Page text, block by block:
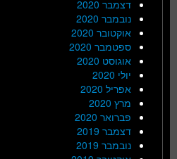
דצמבר 2020
נובמבר 2020
אוקטובר 2020
ספטמבר 2020
אוגוסט 2020
יולי 2020
אפריל 2020
מרץ 2020
פברואר 2020
דצמבר 2019
נובמבר 2019